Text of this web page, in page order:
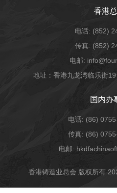
香港
电话: (852)
传真: (852)
电邮:
地址：香港九龙湾临乐街
国内办
电话: (86)
传真: (86)
电邮:
香港铸造业总会 版权所有